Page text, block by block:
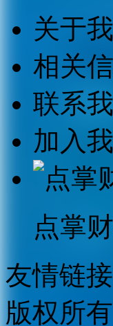
关于
相关
联系
加入
点掌
友情链接
版权所有